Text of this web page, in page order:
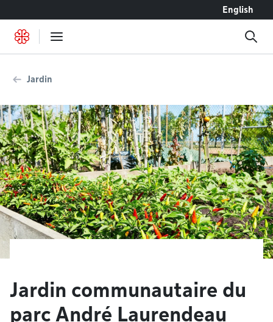
English
Jardin
Jardin communautaire du
parc André Laurendeau